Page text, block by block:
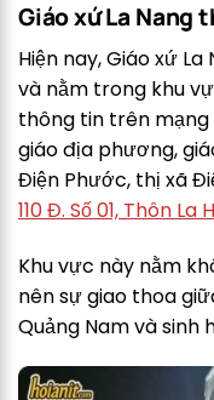
Giáo xứ La Nang
Hiện nay, Giáo xứ
và nằm trong khu
thông tin trên mạng
giáo địa phương,
Điện Phước, thị xã
110 Đ. Số 01, Thôn
Khu vực này nằm
nên sự giao thoa
Quảng Nam và sinh